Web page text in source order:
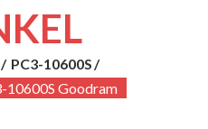
PC3-10600S
10600S Goodram